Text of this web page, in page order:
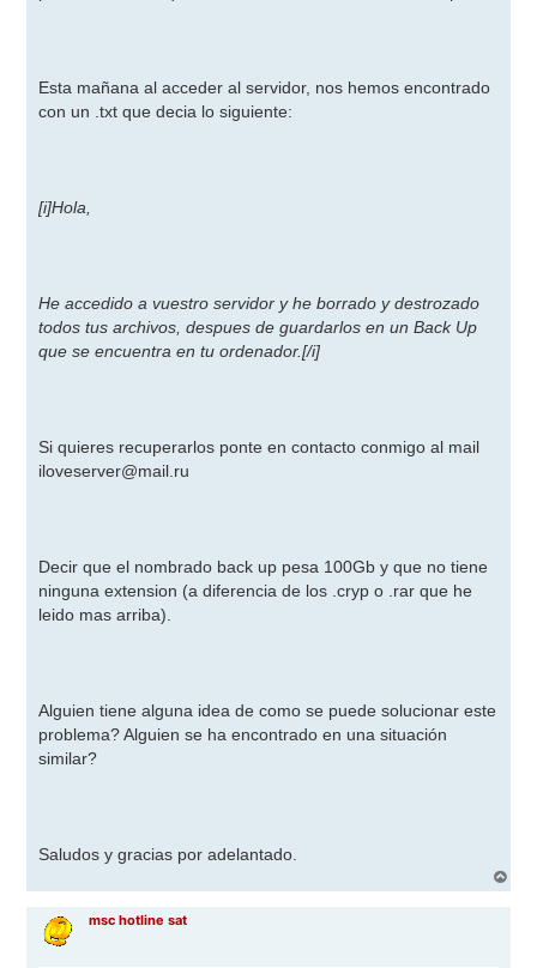
Esta mañana al acceder al servidor, nos hemos encontrado
con un .txt que decia lo siguiente:
[i]Hola,
He accedido a vuestro servidor y he borrado y destrozado
todos tus archivos, despues de guardarlos en un Back Up
que se encuentra en tu ordenador.[/i]
Si quieres recuperarlos ponte en contacto conmigo al mail
iloveserver@mail.ru
Decir que el nombrado back up pesa 100Gb y que no tiene
ninguna extension (a diferencia de los .cryp o .rar que he
leido mas arriba).
Alguien tiene alguna idea de como se puede solucionar este
problema? Alguien se ha encontrado en una situación
similar?
Saludos y gracias por adelantado.
r
msc hotline sat